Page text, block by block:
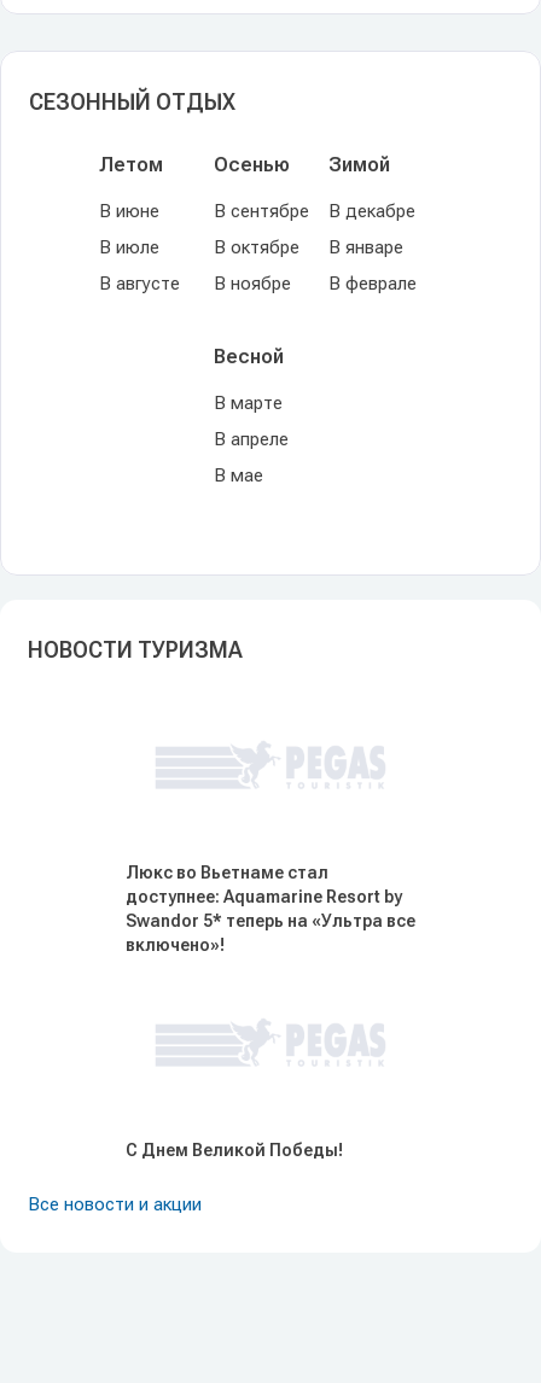
СЕЗОННЫЙ ОТДЫХ
Летом
В июне
В июле
В августе
Осенью
В сентябре
В октябре
В ноябре
Зимой
В декабре
В январе
В феврале
Весной
В марте
В апреле
В мае
НОВОСТИ ТУРИЗМА
Люкс во Вьетнаме стал
доступнее: Aquamarine Resort by
Swandor 5* теперь на «Ультра все
включено»!
С Днем Великой Победы!
Все новости и акции